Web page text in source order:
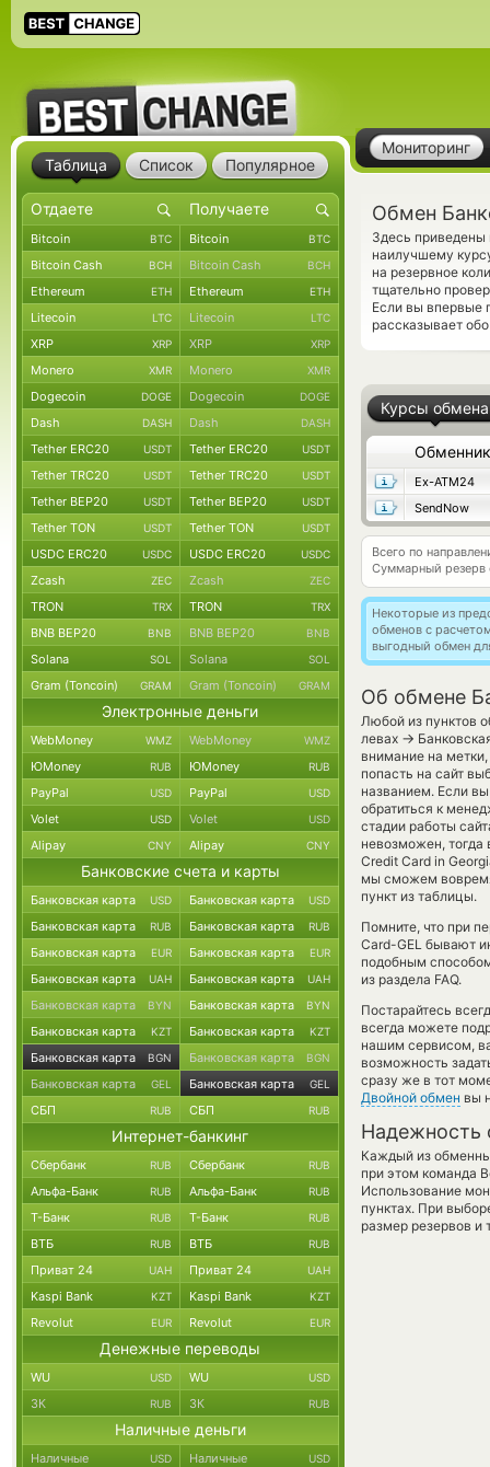
Мониторинг
Обмен
Здесь приведены
наилучшему
на резервное
тщательно
Если вы впервые
рассказывает
Курсы обмена
Обменник
Ex-ATM24
SendNow
Всего по
Суммарный резерв
Некоторые из
обменов с
выгодный обмен
Об обмене
Любой из пунктов
левах →
внимание на
попасть на сайт
названием. Если
обратиться к
стадии работы
невозможен,
Credit Card in
мы сможем
пункт из таблицы.
Помните, что при
Card-GEL бывают
подобным
из раздела FAQ.
Постарайтесь
всегда можете
нашим сервисом,
возможность
сразу же в тот
Двойной обмен вы
Надежность
Каждый из
при этом команда
Использование
пунктах. При
размер резервов и
Таблица Список Популярное
Bitcoin BTC Bitcoin BTC
Bitcoin Cash BCH Bitcoin Cash BCH
Ethereum ETH Ethereum ETH
Litecoin LTC Litecoin LTC
XRP XRP XRP XRP
Monero XMR Monero XMR
Dogecoin DOGE Dogecoin DOGE
Dash DASH Dash DASH
Tether ERC20 USDT Tether ERC20 USDT
Tether TRC20 USDT Tether TRC20 USDT
Tether BEP20 USDT Tether BEP20 USDT
Tether TON USDT Tether TON USDT
USDC ERC20 USDC USDC ERC20 USDC
Zcash ZEC Zcash ZEC
TRON TRX TRON TRX
BNB BEP20 BNB BNB BEP20 BNB
Solana SOL Solana SOL
Gram (Toncoin) GRAM Gram (Toncoin) GRAM
Электронные деньги
WebMoney WMZ WebMoney WMZ
ЮMoney RUB ЮMoney RUB
PayPal USD PayPal USD
Volet USD Volet USD
Alipay CNY Alipay CNY
Банковские счета и карты
Банковская карта USD Банковская карта USD
Банковская карта RUB Банковская карта RUB
Банковская карта EUR Банковская карта EUR
Банковская карта UAH Банковская карта UAH
Банковская карта BYN Банковская карта BYN
Банковская карта KZT Банковская карта KZT
Банковская карта BGN Банковская карта BGN
Банковская карта GEL Банковская карта GEL
СБП RUB СБП RUB
Интернет-банкинг
Сбербанк RUB Сбербанк RUB
Альфа-Банк RUB Альфа-Банк RUB
Т-Банк RUB Т-Банк RUB
ВТБ RUB ВТБ RUB
Приват 24 UAH Приват 24 UAH
Kaspi Bank KZT Kaspi Bank KZT
Revolut EUR Revolut EUR
Денежные переводы
WU USD WU USD
ЗК RUB ЗК RUB
Наличные деньги
Наличные USD Наличные USD